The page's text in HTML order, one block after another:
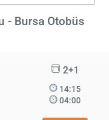
- Bursa Otobüs
2+1
14:15
04:00